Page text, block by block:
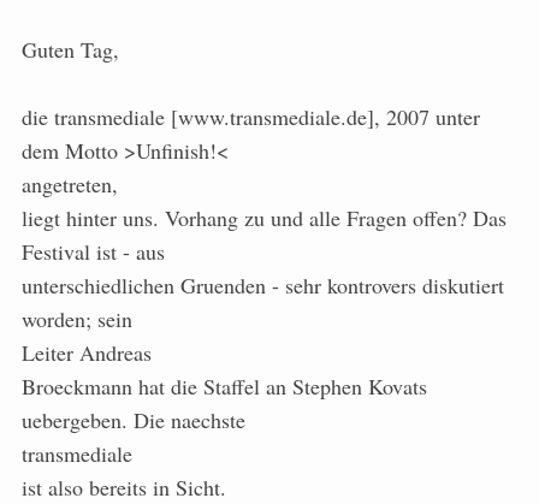
Guten Tag,
die transmediale [www.transmediale.de], 2007 unter
dem Motto >Unfinish!<
angetreten,
liegt hinter uns. Vorhang zu und alle Fragen offen? Das
Festival ist - aus
unterschiedlichen Gruenden - sehr kontrovers diskutiert
worden; sein
Leiter Andreas
Broeckmann hat die Staffel an Stephen Kovats
uebergeben. Die naechste
transmediale
ist also bereits in Sicht.